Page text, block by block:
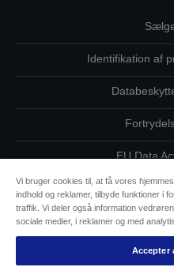
Identifikation af
EU Data
Kontakt os
Epsons
Vi bruger cookies til, at få vores
indhold og reklamer, tilbyde funktioner i
traffik. Vi deler også information
sociale medier, i reklamer og med
Accepter